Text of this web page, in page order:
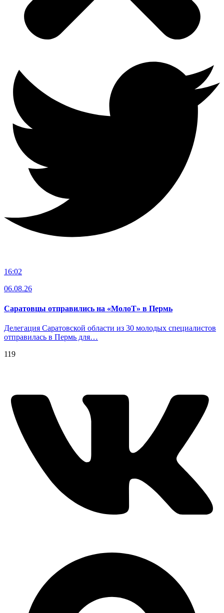
16:02
06.08.26
Саратовцы отправились на «МолоТ» в Пермь
Делегация Саратовской области из 30 молодых специалистов
отправилась в Пермь для…
119